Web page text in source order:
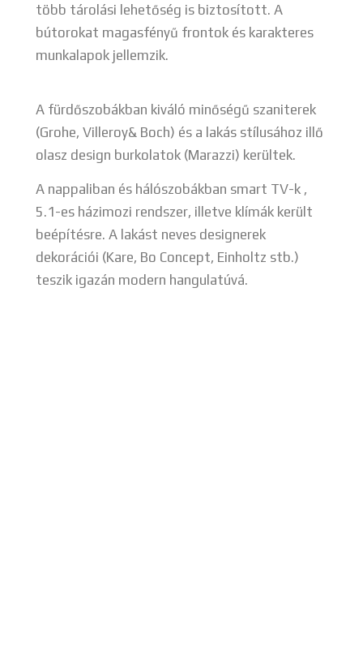
több tárolási lehetőség is biztosított. A
bútorokat magasfényű frontok és karakteres
munkalapok jellemzik.
A fürdőszobákban kiváló minőségű szaniterek
(Grohe, Villeroy& Boch) és a lakás stílusához illő
olasz design burkolatok (Marazzi) kerültek.
A nappaliban és hálószobákban smart TV-k ,
5.1-es házimozi rendszer, illetve klímák került
beépítésre. A lakást neves designerek
dekorációi (Kare, Bo Concept, Einholtz stb.)
teszik igazán modern hangulatúvá.